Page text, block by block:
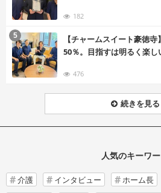
182
【チャームスイート豪徳
50％。目指すは明るく楽し
476
5
続きを見る
人気のキーワ
介護 インタビュー ホーム長